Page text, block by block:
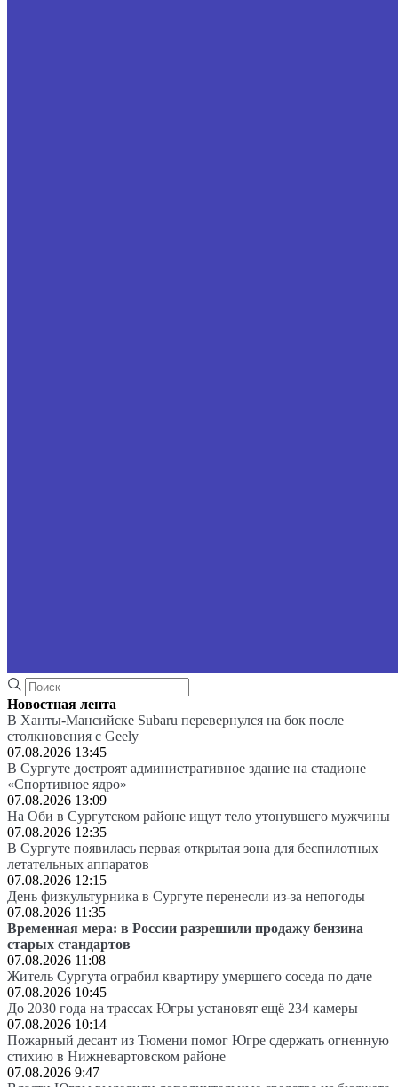
Новостная лента
В Ханты-Мансийске Subaru перевернулся на бок после
столкновения с Geely
07.08.2026 13:45
В Сургуте достроят административное здание на стадионе
«Спортивное ядро»
07.08.2026 13:09
На Оби в Сургутском районе ищут тело утонувшего мужчины
07.08.2026 12:35
В Сургуте появилась первая открытая зона для беспилотных
летательных аппаратов
07.08.2026 12:15
День физкультурника в Сургуте перенесли из-за непогоды
07.08.2026 11:35
Временная мера: в России разрешили продажу бензина
старых стандартов
07.08.2026 11:08
Житель Сургута ограбил квартиру умершего соседа по даче
07.08.2026 10:45
До 2030 года на трассах Югры установят ещё 234 камеры
07.08.2026 10:14
Пожарный десант из Тюмени помог Югре сдержать огненную
стихию в Нижневартовском районе
07.08.2026 9:47